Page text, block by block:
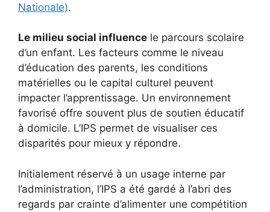
Nationale).
Le milieu social influence le parcours scolaire
d’un enfant. Les facteurs comme le niveau
d’éducation des parents, les conditions
matérielles ou le capital culturel peuvent
impacter l’apprentissage. Un environnement
favorisé offre souvent plus de soutien éducatif
à domicile. L’IPS permet de visualiser ces
disparités pour mieux y répondre.
Initialement réservé à un usage interne par
l’administration, l’IPS a été gardé à l’abri des
regards par crainte d’alimenter une compétition